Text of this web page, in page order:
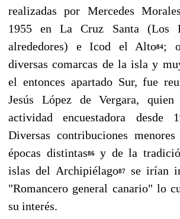
realizadas por Mercedes
1955 en La Cruz Santa (Los
alrededores) e Icod el Alto84;
diversas comarcas de la isla y
el entonces apartado Sur, fue
Jesús López de Vergara,
actividad encuestadora desde
Diversas contribu­ciones menores
épocas distintas86y de la
islas del Archipiélago87se irían
"Romancero general canario" lo
su interés.